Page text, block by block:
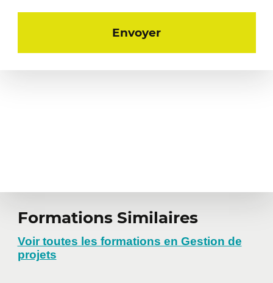
Formations Similaires
Voir toutes les formations en Gestion de
projets